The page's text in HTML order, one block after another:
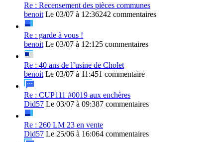
Re : Recensement des pièces communes
benoit Le 03/07 à 12:36242 commentaires
Re : garde à vous !
benoit Le 03/07 à 12:125 commentaires
Re : 40 ans de l’usine de Cholet
benoit Le 03/07 à 11:451 commentaire
Re : CUP111 #0019 aux enchères
Did57 Le 03/07 à 09:387 commentaires
Re : 260 LM 23 en vente
Did57 Le 25/06 à 16:064 commentaires